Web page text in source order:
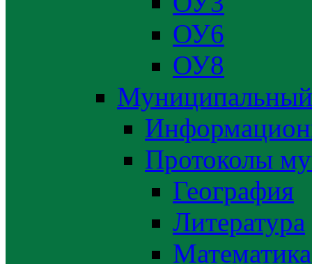
ОУ6
ОУ8
Муниципальный
Протоколы
География
Литература
Математика